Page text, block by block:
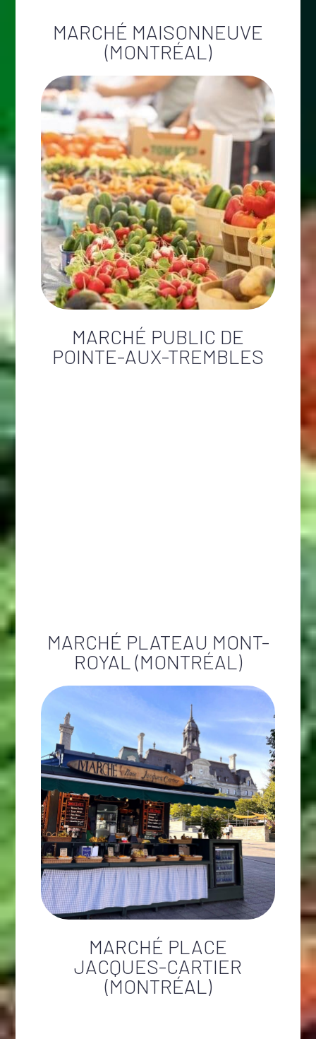
MARCHÉ MAISONNEUVE
(MONTRÉAL)
MARCHÉ PUBLIC DE
POINTE-AUX-TREMBLES
MARCHÉ PLATEAU MONT-
ROYAL (MONTRÉAL)
MARCHÉ PLACE
JACQUES-CARTIER
(MONTRÉAL)